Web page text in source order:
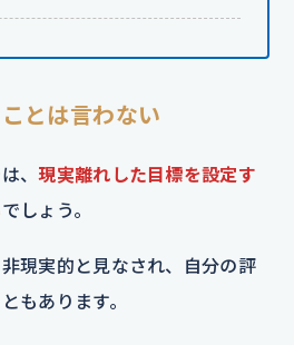
とは言わない
、現実離れした目標を設定す
でしょう。
現実的と見なされ、自分の評
もあります。